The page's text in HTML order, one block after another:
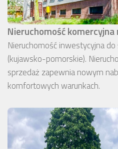
Nieruchomość komercyjna
Nieruchomość inwestycyjna
(kujawsko-pomorskie).
sprzedaż zapewnia nowym
komfortowych warunkach.